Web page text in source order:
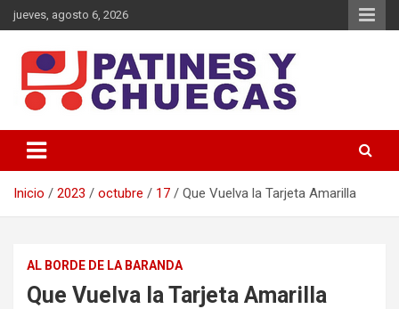
Saltar
al
jueves, agosto 6, 2026
Patines y Chuecas
Inicio 2023 octubre 17 Que Vuelva la Tarjeta Amarilla
AL BORDE DE LA BARANDA
Que Vuelva la Tarjeta Amarilla